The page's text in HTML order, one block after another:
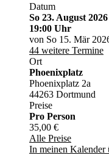
Datum
So 23. August 2026
19:00 Uhr
von So 15. Mär
44 weitere Termine
Ort
Phoenixplatz
Phoenixplatz 2a
44263 Dortmund
Preise
Pro Person
35,00 €
Alle Preise
In meinen Kalender